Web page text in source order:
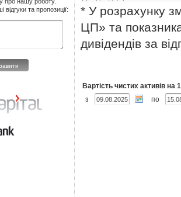
та пропозиції:
* У розрахунку
ЦП» та
дивідендів за
Вартість чистих активів на
з
по